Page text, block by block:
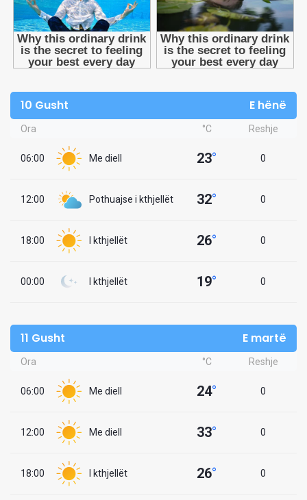
10 Gusht E hënë
Ora °C Reshje
06:00 Me diell 23° 0
12:00 Pothuajse i kthjellët 32° 0
18:00 I kthjellët 26° 0
00:00 I kthjellët 19° 0
11 Gusht E martë
Ora °C Reshje
06:00 Me diell 24° 0
12:00 Me diell 33° 0
18:00 I kthjellët 26° 0